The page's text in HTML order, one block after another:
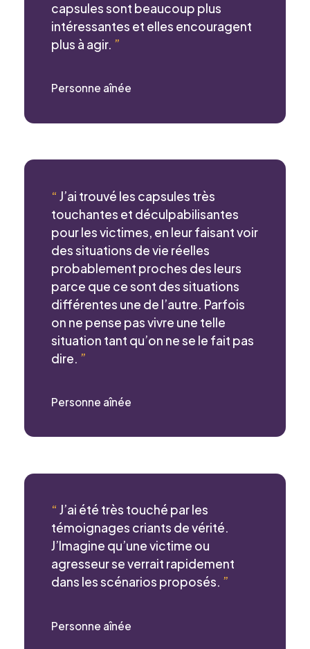
capsules sont beaucoup plus
intéressantes et elles encouragent
plus à agir. ”
Personne aînée
“ J’ai trouvé les capsules très
touchantes et déculpabilisantes
pour les victimes, en leur faisant voir
des situations de vie réelles
probablement proches des leurs
parce que ce sont des situations
différentes une de l’autre. Parfois
on ne pense pas vivre une telle
situation tant qu’on ne se le fait pas
dire. ”
Personne aînée
“ J’ai été très touché par les
témoignages criants de vérité.
J’Imagine qu’une victime ou
agresseur se verrait rapidement
dans les scénarios proposés. ”
Personne aînée